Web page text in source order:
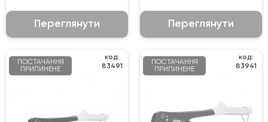
Переглянути Переглянути
ПОСТАЧАННЯ
ПРИПИНЕНЕ
код:
83491
ПОСТАЧАННЯ
ПРИПИНЕНЕ
код:
83941